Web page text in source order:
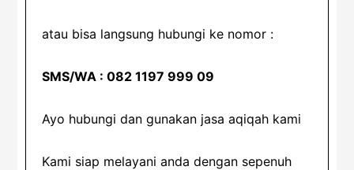
atau bisa langsung hubungi ke nomor :
SMS/WA : 082 1197 999 09
Ayo hubungi dan gunakan jasa aqiqah kami
Kami siap melayani anda dengan sepenuh